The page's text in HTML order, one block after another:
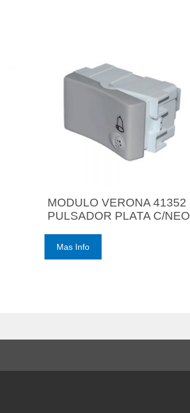
MODULO VERONA 41352
PULSADOR PLATA C/NEO
Mas Info